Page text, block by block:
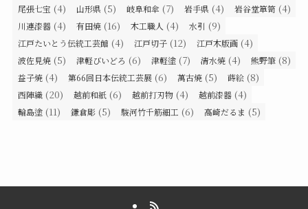
尾張七宝 (4) 山形県 (5) 岐阜和傘 (7) 岩手県 (4) 岩谷堂箪笥 (4)
川連漆器 (4) 有田焼 (16) 木工職人 (4) 水引 (9)
江戸たいとう伝統工芸館 (4) 江戸切子 (12) 江戸木版画 (4)
波佐見焼 (5) 津軽びいどろ (6) 津軽塗 (7) 清水焼 (4) 熊野筆 (8)
益子焼 (4) 第66回日本伝統工芸展 (6) 萬古焼 (5) 蒔絵 (8)
西陣織 (20) 越前和紙 (6) 越前打刃物 (4) 越前漆器 (4)
輪島塗 (11) 鎌倉彫 (5) 駿河竹千筋細工 (6) 高崎だるま (5)